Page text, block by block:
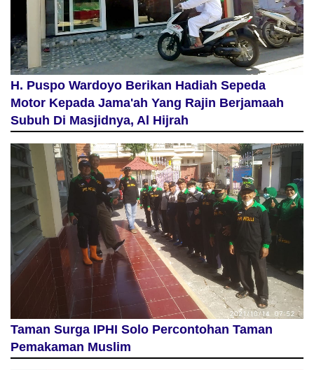
H. Puspo Wardoyo Berikan Hadiah Sepeda
Motor Kepada Jama'ah Yang Rajin Berjamaah
Subuh Di Masjidnya, Al Hijrah
Taman Surga IPHI Solo Percontohan Taman
Pemakaman Muslim